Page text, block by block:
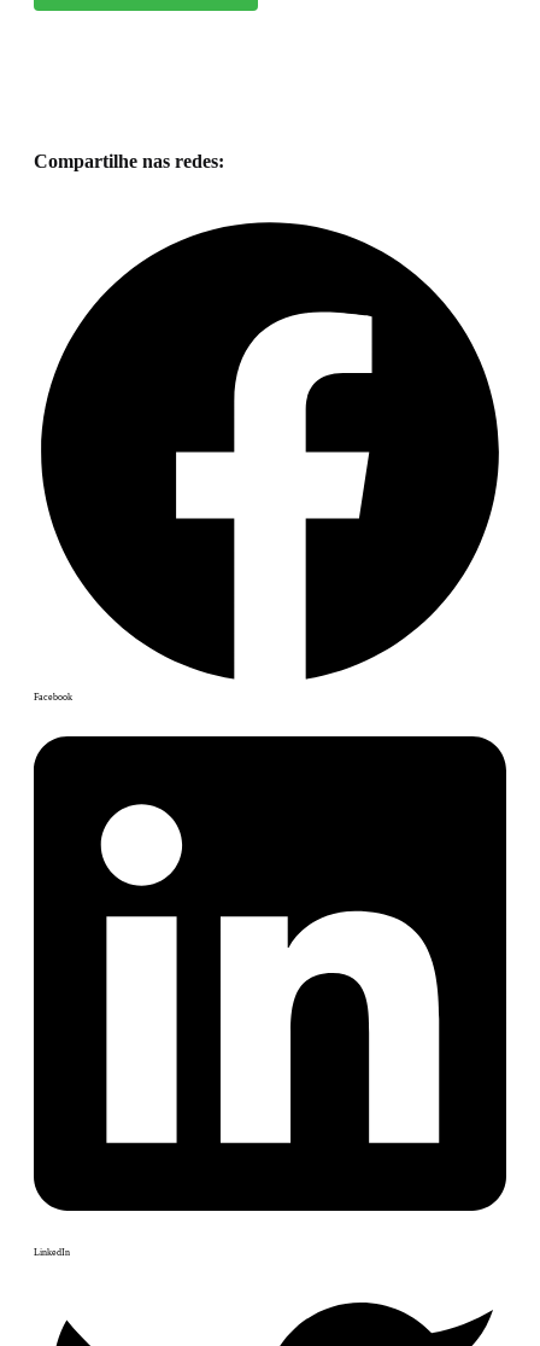
Compartilhe nas redes:
Facebook
LinkedIn